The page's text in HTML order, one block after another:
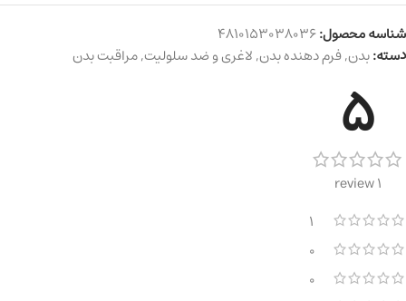
شناسه محصول:4810153038036
دسته:بدن,فرم دهنده بدن,لاغری و ضد سلولیت,مراقبت بدن
5
1 review
1
0
0